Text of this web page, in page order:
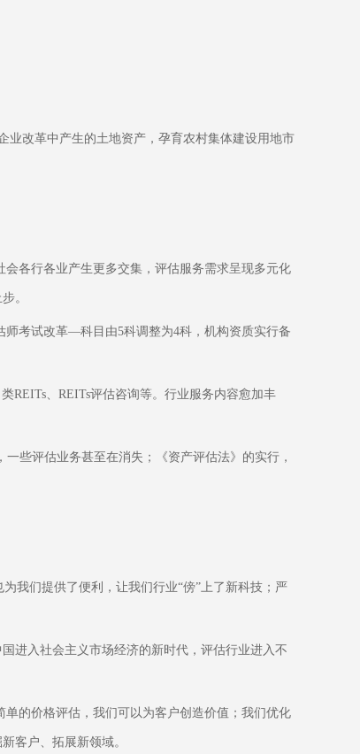
业改革中产生的土地资产，孕育农村集体建设用地市
各行各业产生更多交集，评估服务需求呈现多元化
。
考试改革—科目由5科调整为4科，机构资质实行备
REITs、REITs评估咨询等。行业服务内容愈加丰
些评估业务甚至在消失；《资产评估法》的实行，
我们提供了便利，让我们行业“傍”上了新科技；严
进入社会主义市场经济的新时代，评估行业进入不
的价格评估，我们可以为客户创造价值；我们优化
客户、拓展新领域。